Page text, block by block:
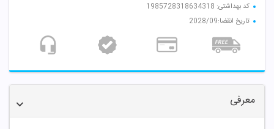
کد بهداشتی: 1985728318634318
تاریخ انقضا:2028/09
معرفی